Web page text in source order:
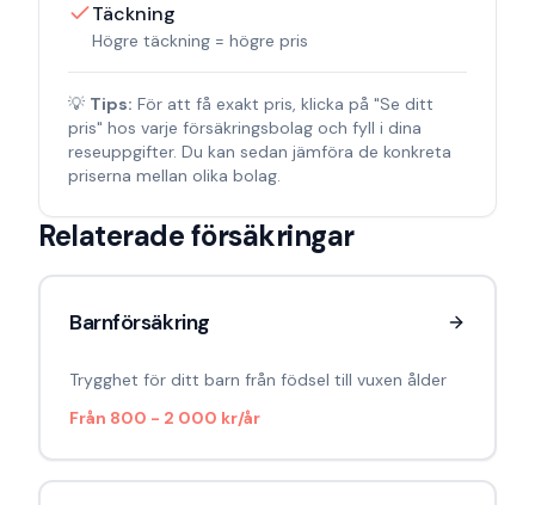
Täckning
Högre täckning = högre pris
💡 Tips: För att få exakt pris, klicka på "Se ditt
pris" hos varje försäkringsbolag och fyll i dina
reseuppgifter. Du kan sedan jämföra de konkreta
priserna mellan olika bolag.
Relaterade försäkringar
Barnförsäkring
Trygghet för ditt barn från födsel till vuxen ålder
Från 800 - 2 000 kr/år